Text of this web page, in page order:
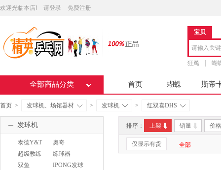
欢迎光临本店! 请登录 免费注册
宝贝
狂飚 蝴
全部商品分类 首页 蝴蝶 斯帝
首页 > 发球机、场馆器材 > 发球机 > 红双喜DHS
排序： 上架 销量 价格
仅显示有货 全部
发球机
泰德Y&T
奥奇
OUKEI
超级教练
练球器
双鱼
IPONG发球